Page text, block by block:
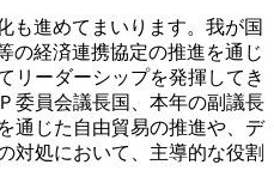
も進めてまいります。我が国
の経済連携協定の推進を通じ
リーダーシップを発揮してき
委員会議長国、本年の副議長
通じた自由貿易の推進や、デ
対処において、主導的な役割